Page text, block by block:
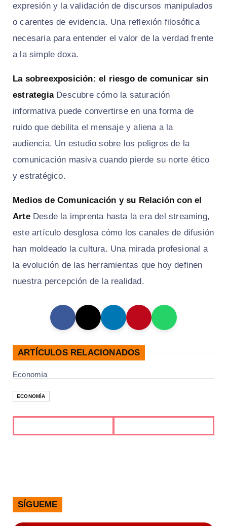
expresión y la validación de discursos manipulados
o carentes de evidencia. Una reflexión filosófica
necesaria para entender el valor de la verdad frente
a la simple doxa.
La sobreexposición: el riesgo de comunicar sin
estrategiaDescubre cómo la saturación
informativa puede convertirse en una forma de
ruido que debilita el mensaje y aliena a la
audiencia. Un estudio sobre los peligros de la
comunicación masiva cuando pierde su norte ético
y estratégico.
Medios de Comunicación y su Relación con el
ArteDesde la imprenta hasta la era del streaming,
este artículo desglosa cómo los canales de difusión
han moldeado la cultura. Una mirada profesional a
la evolución de las herramientas que hoy definen
nuestra percepción de la realidad.
ARTÍCULOS RELACIONADOS
Economía
ECONOMÍA
SÍGUEME